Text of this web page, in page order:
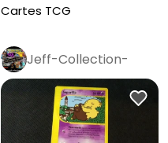
Cartes TCG
Jeff-Collection-
Rétro Pro